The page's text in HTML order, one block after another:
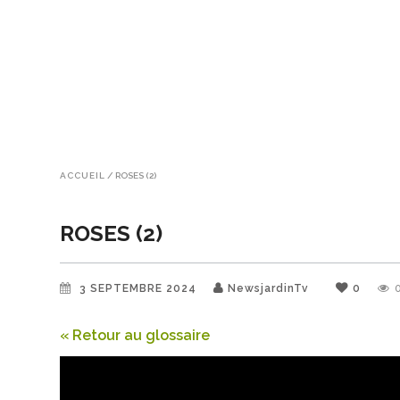
ACCUEIL / ROSES (2)
ROSES (2)
3 SEPTEMBRE 2024 NewsjardinTv 0 0
« Retour au glossaire